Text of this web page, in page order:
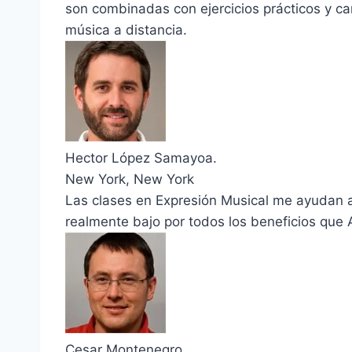
son combinadas con ejercicios prácticos y
música a distancia.
Hector López Samayoa.
New York, New York
Las clases en Expresión Musical me
realmente bajo por todos los beneficios que